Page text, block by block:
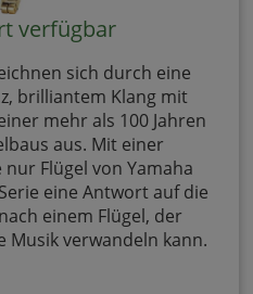
verfügbar
sich durch eine
brilliantem Klang mit
mehr als 100 Jahren
aus. Mit einer
Flügel von Yamaha
eine Antwort auf die
einem Flügel, der
Musik verwandeln kann.